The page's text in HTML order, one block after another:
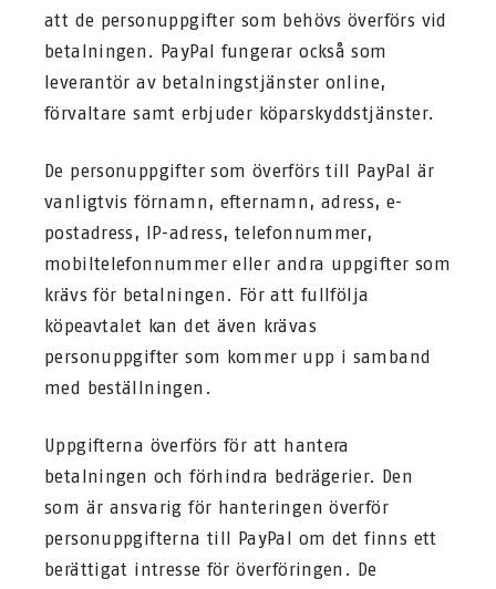
att de personuppgifter som behövs överförs vid
betalningen. PayPal fungerar också som
leverantör av betalningstjänster online,
förvaltare samt erbjuder köparskyddstjänster.
De personuppgifter som överförs till PayPal är
vanligtvis förnamn, efternamn, adress, e-
postadress, IP-adress, telefonnummer,
mobiltelefonnummer eller andra uppgifter som
krävs för betalningen. För att fullfölja
köpeavtalet kan det även krävas
personuppgifter som kommer upp i samband
med beställningen.
Uppgifterna överförs för att hantera
betalningen och förhindra bedrägerier. Den
som är ansvarig för hanteringen överför
personuppgifterna till PayPal om det finns ett
berättigat intresse för överföringen. De